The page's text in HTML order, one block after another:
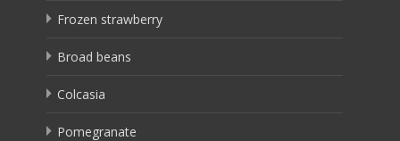
Frozen strawberry
Broad beans
Colcasia
Pomegranate